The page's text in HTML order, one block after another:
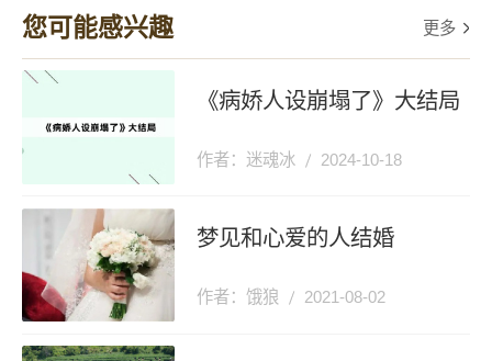
您可能感兴趣 更多
《病娇人设崩塌了》大结局
作者：迷魂冰 2024-10-18
梦见和心爱的人结婚
作者：饿狼 2021-08-02